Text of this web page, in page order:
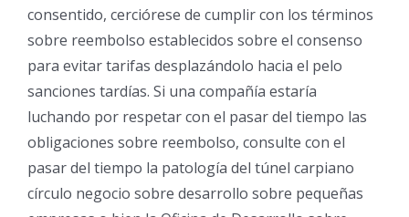
consentido, cerciórese de cumplir con los términos
sobre reembolso establecidos sobre el consenso
para evitar tarifas desplazándolo hacia el pelo
sanciones tardías. Si una compañía estaría
luchando por respetar con el pasar del tiempo las
obligaciones sobre reembolso, consulte con el
pasar del tiempo la patologí­a del túnel carpiano
círculo negocio sobre desarrollo sobre pequeñas